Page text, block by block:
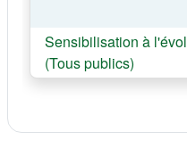
Cours:
Sensibilisation à
(Tous publics)